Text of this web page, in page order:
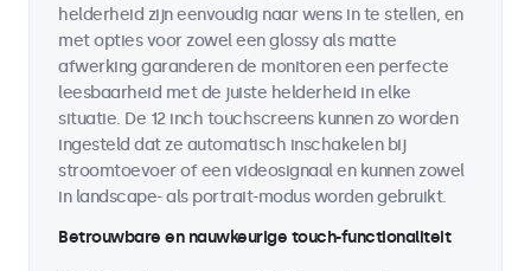
helderheid zijn eenvoudig naar wens in te stellen, en
met opties voor zowel een glossy als matte
afwerking garanderen de monitoren een perfecte
leesbaarheid met de juiste helderheid in elke
situatie. De 12 inch touchscreens kunnen zo worden
ingesteld dat ze automatisch inschakelen bij
stroomtoevoer of een videosignaal en kunnen zowel
in landscape- als portrait-modus worden gebruikt.
Betrouwbare en nauwkeurige touch-functionaliteit